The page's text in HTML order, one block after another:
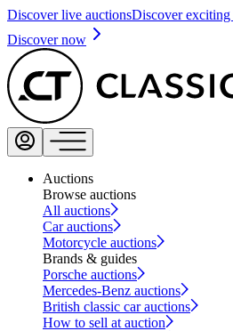
Discover live auctionsDiscover exciting
Discover now
Auctions
Browse auctions
All auctions
Car auctions
Motorcycle auctions
Brands & guides
Porsche auctions
Mercedes-Benz auctions
British classic car auctions
How to sell at auction